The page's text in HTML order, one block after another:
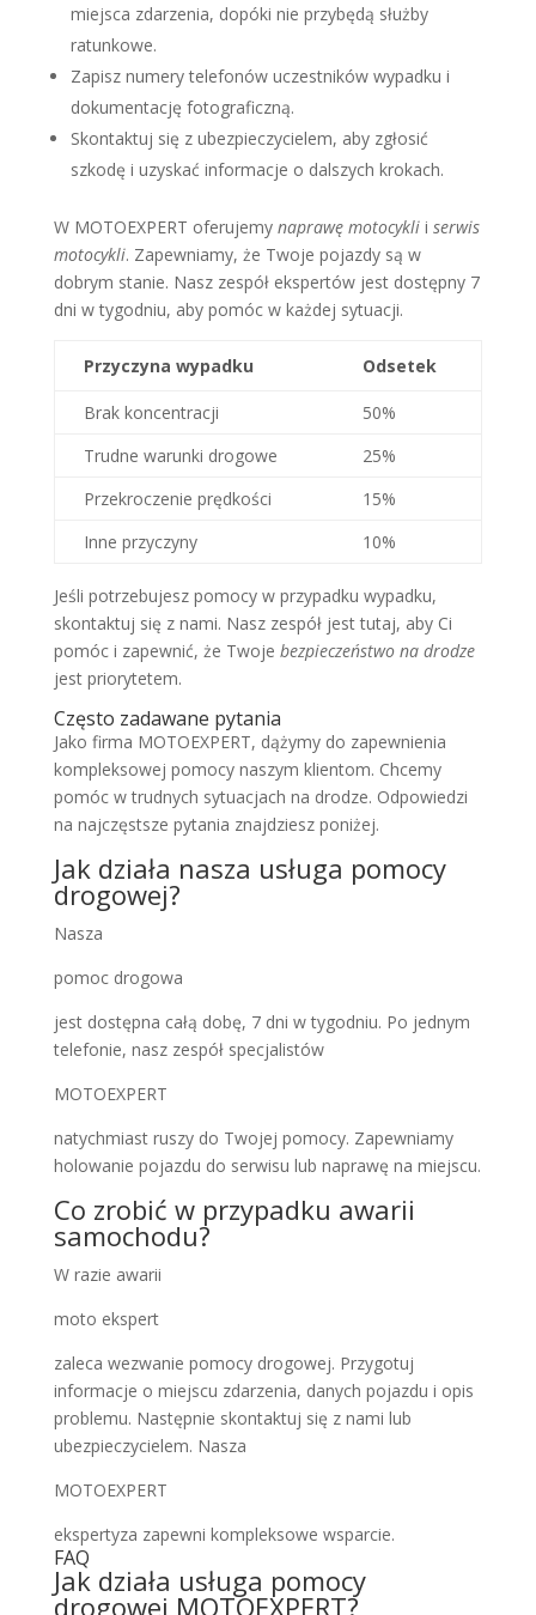
miejsca zdarzenia, dopóki nie przybędą służby
ratunkowe.
Zapisz numery telefonów uczestników wypadku i
dokumentację fotograficzną.
Skontaktuj się z ubezpieczycielem, aby zgłosić
szkodę i uzyskać informacje o dalszych krokach.
W MOTOEXPERT oferujemy naprawę motocyklii serwis
motocykli. Zapewniamy, że Twoje pojazdy są w
dobrym stanie. Nasz zespół ekspertów jest dostępny 7
dni w tygodniu, aby pomóc w każdej sytuacji.
Przyczyna wypadku Odsetek
Brak koncentracji
50%
Trudne warunki drogowe
25%
Przekroczenie prędkości
15%
Inne przyczyny
10%
Jeśli potrzebujesz pomocy w przypadku wypadku,
skontaktuj się z nami. Nasz zespół jest tutaj, aby Ci
pomóc i zapewnić, że Twoje bezpieczeństwo na drodze
jest priorytetem.
Często zadawane pytania
Jako firma MOTOEXPERT, dążymy do zapewnienia
kompleksowej pomocy naszym klientom. Chcemy
pomóc w trudnych sytuacjach na drodze. Odpowiedzi
na najczęstsze pytania znajdziesz poniżej.
Jak działa nasza usługa pomocy
drogowej?
Nasza
pomoc drogowa
jest dostępna całą dobę, 7 dni w tygodniu. Po jednym
telefonie, nasz zespół specjalistów
MOTOEXPERT
natychmiast ruszy do Twojej pomocy. Zapewniamy
holowanie pojazdu do serwisu lub naprawę na miejscu.
Co zrobić w przypadku awarii
samochodu?
W razie awarii
moto ekspert
zaleca wezwanie pomocy drogowej. Przygotuj
informacje o miejscu zdarzenia, danych pojazdu i opis
problemu. Następnie skontaktuj się z nami lub
ubezpieczycielem. Nasza
MOTOEXPERT
ekspertyza zapewni kompleksowe wsparcie.
FAQ
Jak działa usługa pomocy
drogowej MOTOEXPERT?